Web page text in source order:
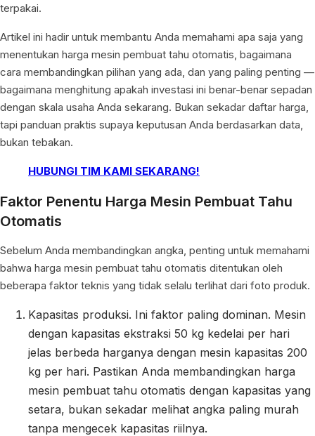
terpakai.
Artikel ini hadir untuk membantu Anda memahami apa saja yang
menentukan harga mesin pembuat tahu otomatis, bagaimana
cara membandingkan pilihan yang ada, dan yang paling penting —
bagaimana menghitung apakah investasi ini benar-benar sepadan
dengan skala usaha Anda sekarang. Bukan sekadar daftar harga,
tapi panduan praktis supaya keputusan Anda berdasarkan data,
bukan tebakan.
HUBUNGI TIM KAMI SEKARANG!
Faktor Penentu Harga Mesin Pembuat Tahu
Otomatis
Sebelum Anda membandingkan angka, penting untuk memahami
bahwa harga mesin pembuat tahu otomatis ditentukan oleh
beberapa faktor teknis yang tidak selalu terlihat dari foto produk.
Kapasitas produksi. Ini faktor paling dominan. Mesin
dengan kapasitas ekstraksi 50 kg kedelai per hari
jelas berbeda harganya dengan mesin kapasitas 200
kg per hari. Pastikan Anda membandingkan harga
mesin pembuat tahu otomatis dengan kapasitas yang
setara, bukan sekadar melihat angka paling murah
tanpa mengecek kapasitas riilnya.